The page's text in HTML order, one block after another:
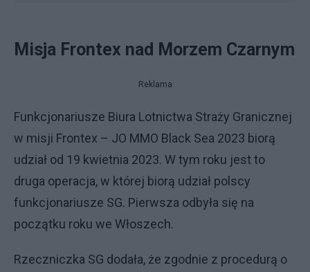
Misja Frontex nad Morzem Czarnym
Reklama
Funkcjonariusze Biura Lotnictwa Straży Granicznej
w misji Frontex – JO MMO Black Sea 2023 biorą
udział od 19 kwietnia 2023. W tym roku jest to
druga operacja, w której biorą udział polscy
funkcjonariusze SG. Pierwsza odbyła się na
początku roku we Włoszech.
Rzeczniczka SG dodała, że zgodnie z procedurą o